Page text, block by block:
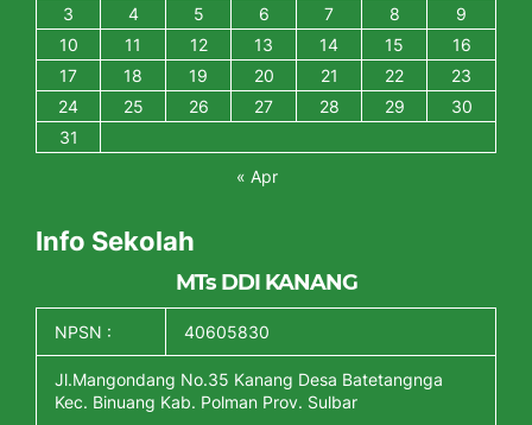
3
4 5 6 7 8
9
10
11 12 13 14 15
16
17
18 19 20 21 22
23
24
25 26 27 28 29
30
31
« Apr
Info Sekolah
MTs DDI KANANG
NPSN : 40605830
Jl.Mangondang No.35 Kanang Desa Batetangnga
Kec. Binuang Kab. Polman Prov. Sulbar